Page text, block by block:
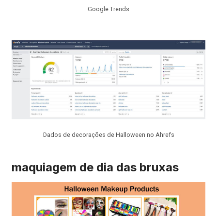
Google Trends
Dados de decorações de Halloween no Ahrefs
maquiagem de dia das bruxas